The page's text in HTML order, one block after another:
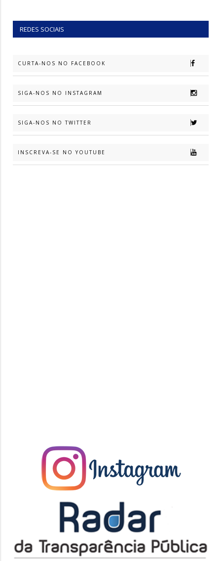
REDES SOCIAIS
CURTA-NOS NO FACEBOOK
SIGA-NOS NO INSTAGRAM
SIGA-NOS NO TWITTER
INSCREVA-SE NO YOUTUBE